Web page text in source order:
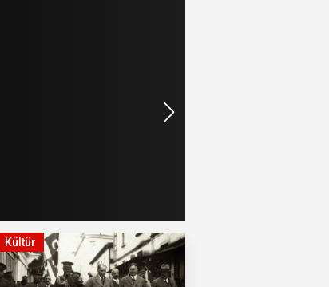
Sosyal Anksiyete Neden
Artıyor?
Kültür